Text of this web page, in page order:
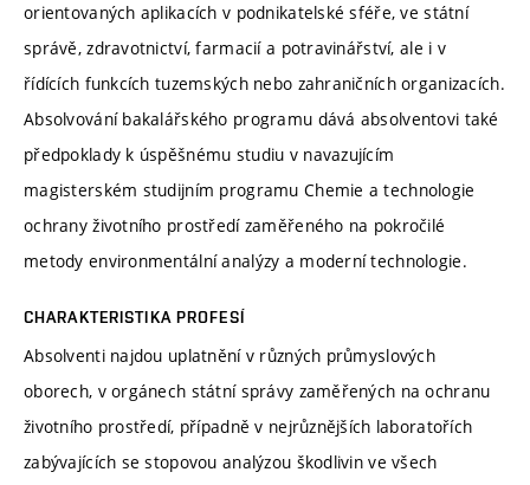
orientovaných aplikacích v podnikatelské sféře, ve státní
správě, zdravotnictví, farmacií a potravinářství, ale i v
řídících funkcích tuzemských nebo zahraničních organizacích.
Absolvování bakalářského programu dává absolventovi také
předpoklady k úspěšnému studiu v navazujícím
magisterském studijním programu Chemie a technologie
ochrany životního prostředí zaměřeného na pokročilé
metody environmentální analýzy a moderní technologie.
CHARAKTERISTIKA PROFESÍ
Absolventi najdou uplatnění v různých průmyslových
oborech, v orgánech státní správy zaměřených na ochranu
životního prostředí, případně v nejrůznějších laboratořích
zabývajících se stopovou analýzou škodlivin ve všech